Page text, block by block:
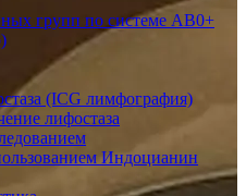
групп по системе AB0+
(ICG лимфография)
лифостаза
Индоцианин